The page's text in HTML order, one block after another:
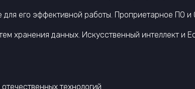
его эффективной работы. Проприетарное ПО и
хранения данных. Искусственный интеллект и
технологий